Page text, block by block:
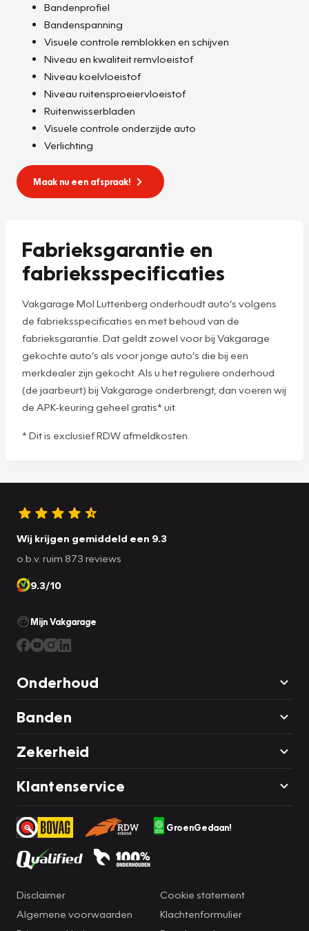
Bandenprofiel
Bandenspanning
Visuele controle remblokken en schijven
Niveau en kwaliteit remvloeistof
Niveau koelvloeistof
Niveau ruitensproeiervloeistof
Ruitenwisserbladen
Visuele controle onderzijde auto
Verlichting
Maak nu een afspraak!
Fabrieksgarantie en
fabrieksspecificaties
Vakgarage Mol Luttenberg onderhoudt auto’s volgens
de fabrieksspecificaties en met behoud van de
fabrieksgarantie. Dat geldt zowel voor bij Vakgarage
gekochte auto’s als voor jonge auto’s die bij een
merkdealer zijn gekocht. Als u het reguliere onderhoud
(de jaarbeurt) bij Vakgarage onderbrengt, dan voeren wij
de APK-keuring geheel gratis* uit.
* Dit is exclusief RDW afmeldkosten.
Wij krijgen gemiddeld een 9.3
o.b.v. ruim 873 reviews
9.3/10
Mijn Vakgarage
Onderhoud
Banden
Zekerheid
Klantenservice
GroenGedaan!
Disclaimer
Algemene voorwaarden
Cookie statement
Klachtenformulier